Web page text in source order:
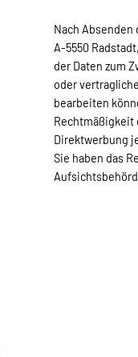
Nach
A-5550
der Daten zum
oder
bearbeiten
Rechtmäßigkeit
Direktwerbung
Sie haben das